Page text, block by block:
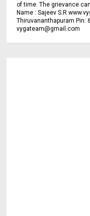
of time. The grievance
Name : Sajeev S.R
Thiruvananthapuram Pin:
vygateam@gmail.com